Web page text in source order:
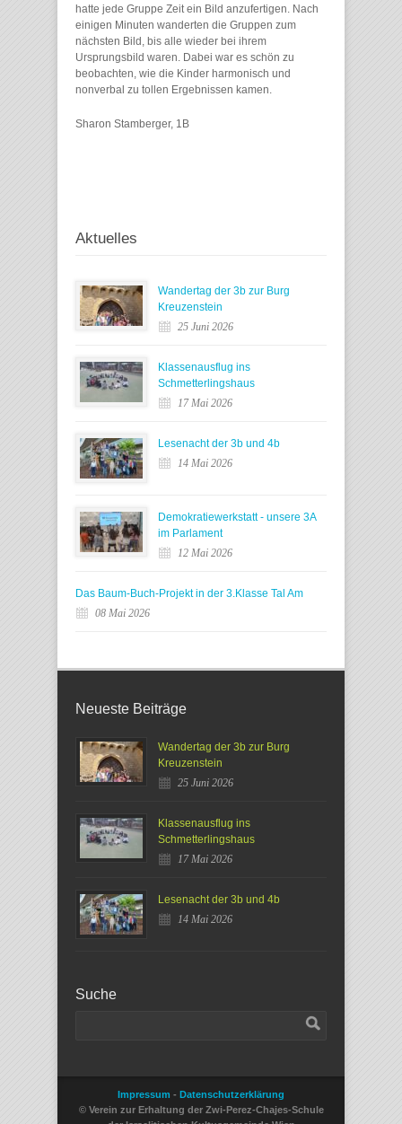
hatte jede Gruppe Zeit ein Bild anzufertigen. Nach
einigen Minuten wanderten die Gruppen zum
nächsten Bild, bis alle wieder bei ihrem
Ursprungsbild waren. Dabei war es schön zu
beobachten, wie die Kinder harmonisch und
nonverbal zu tollen Ergebnissen kamen.
Sharon Stamberger, 1B
Aktuelles
Wandertag der 3b zur Burg
Kreuzenstein
25 Juni 2026
Klassenausflug ins
Schmetterlingshaus
17 Mai 2026
Lesenacht der 3b und 4b
14 Mai 2026
Demokratiewerkstatt - unsere 3A
im Parlament
12 Mai 2026
Das Baum-Buch-Projekt in der 3.Klasse Tal Am
08 Mai 2026
Neueste Beiträge
Wandertag der 3b zur Burg
Kreuzenstein
25 Juni 2026
Klassenausflug ins
Schmetterlingshaus
17 Mai 2026
Lesenacht der 3b und 4b
14 Mai 2026
Suche
Impressum - Datenschutzerklärung
© Verein zur Erhaltung der Zwi-Perez-Chajes-Schule